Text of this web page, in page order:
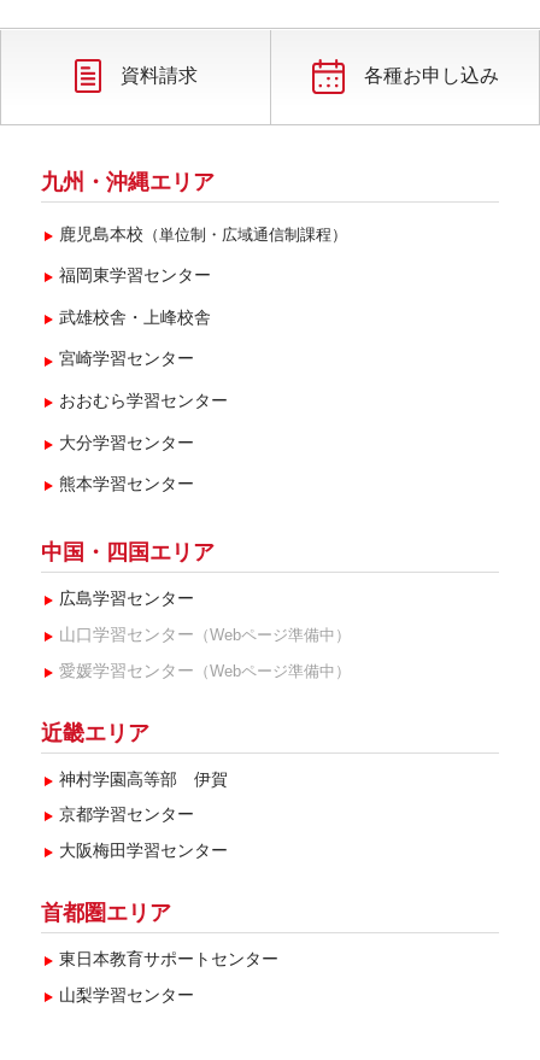
2025年7月(5)
2025年6月(1)
2025年1月(1)
2024年12月(1)
2024年11月(2)
2024年10月(3)
2024年9月(1)
2024年8月(1)
2024年7月(6)
2024年6月(5)
2024年4月(1)
2023年12月(1)
2023年10月(2)
2023年9月(2)
2023年7月(4)
2023年6月(3)
2022年8月(2)
2022年7月(2)
2022年6月(2)
資料請求 各種お申し込み
九州・沖縄エリア
鹿児島本校 （単位制・広域通信制課程）
福岡東学習センター
武雄校舎・上峰校舎
宮崎学習センター
おおむら学習センター
大分学習センター
熊本学習センター
中国・四国エリア
広島学習センター
山口学習センター （Webページ準備中）
愛媛学習センター （Webページ準備中）
近畿エリア
神村学園高等部 伊賀
京都学習センター
大阪梅田学習センター
首都圏エリア
東日本教育サポートセンター
山梨学習センター